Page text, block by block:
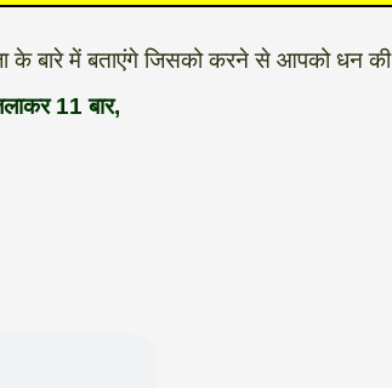
के बारे में बताएंगे जिसको करने से आपको धन की
11 बार,